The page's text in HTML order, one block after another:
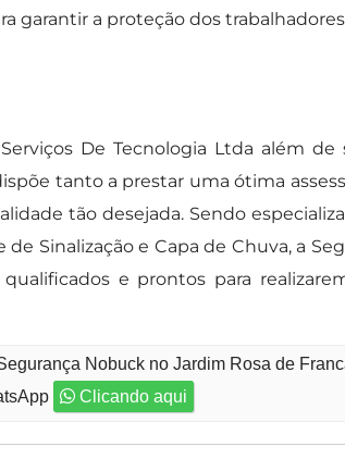
garantir a proteção dos
De Tecnologia Ltda além
tanto a prestar uma ótima
tão desejada. Sendo
Sinalização e Capa de Chuva, a
e prontos para
Nobuck no Jardim Rosa de
Clicando aqui